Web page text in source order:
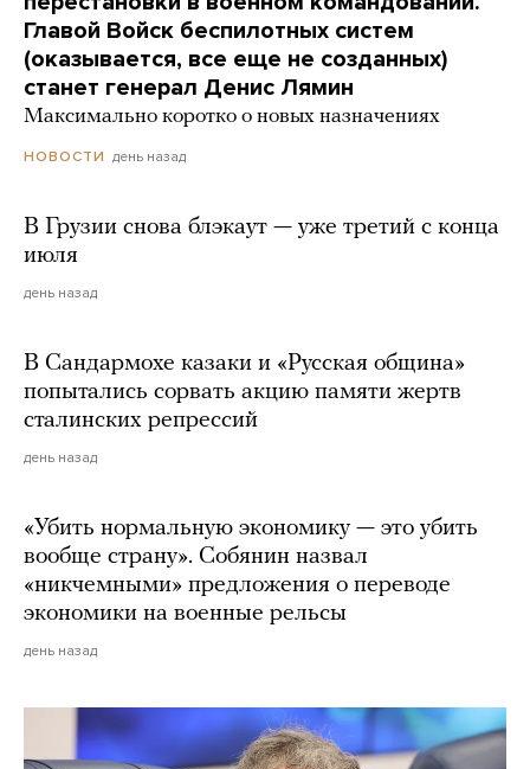
Главой Войск беспилотных систем
(оказывается, все еще не созданных)
станет генерал Денис Лямин
Максимально коротко о новых назначениях
НОВОСТИ день назад
В Грузии снова блэкаут — уже третий с конца
июля
день назад
В Сандармохе казаки и «Русская община»
попытались сорвать акцию памяти жертв
сталинских репрессий
день назад
«Убить нормальную экономику — это убить
вообще страну». Собянин назвал
«никчемными» предложения о переводе
экономики на военные рельсы
день назад